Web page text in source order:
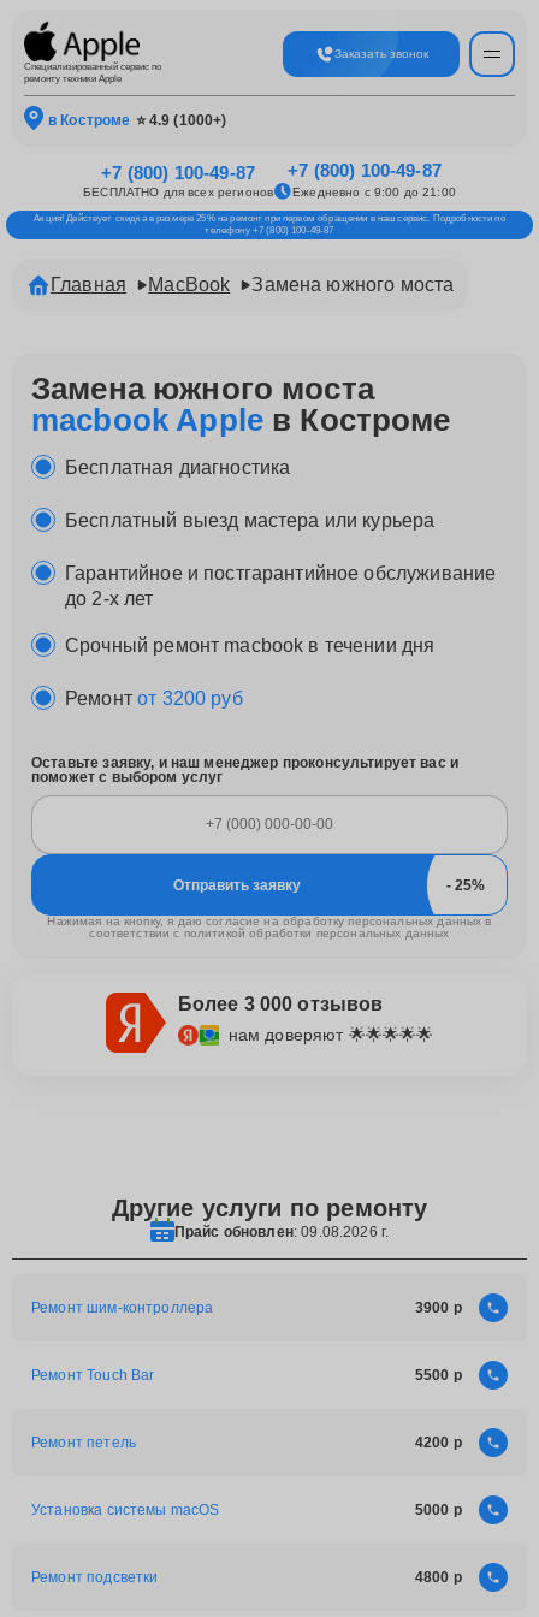
Специализированный сервис по
ремонту техники Apple
Заказать звонок
в Костроме ⭐ 4.9 (1000+)
+7 (800) 100-49-87
БЕСПЛАТНО для всех регионов
+7 (800) 100-49-87
Ежедневно с 9:00 до 21:00
Акция! Действует скидка в размере 25% на ремонт при первом обращении в наш сервис. Подробности по
телефону +7 (800) 100-49-87
Главная MacBook Замена южного моста
Замена южного моста
macbook Appleв Костроме
Бесплатная диагностика
Бесплатный выезд мастера или курьера
Гарантийное и постгарантийное обслуживание
до 2-х лет
Срочный ремонт macbook в течении дня
Ремонтот 3200 руб
Оставьте заявку, и наш менеджер проконсультирует вас и
поможет с выбором услуг
Отправить заявку
Нажимая на кнопку, я даю согласие на обработку персональных данных в
соответствии с политикой обработки персональных данных
Более 3 000 отзывов
нам доверяют 🌟🌟🌟🌟🌟
Другие услуги по ремонту
Прайс обновлен: 09.08.2026 г.
Ремонт шим-контроллера 3900
Ремонт Touch Bar 5500
Ремонт петель 4200
Установка системы macOS 5000
Ремонт подсветки 4800